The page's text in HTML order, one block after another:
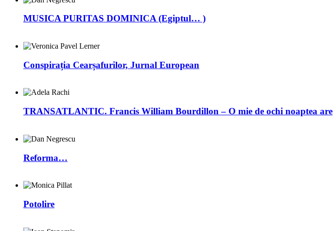
MUSICA PURITAS DOMINICA (Egiptul… )
Conspirația Cearșafurilor, Jurnal European
TRANSATLANTIC. Francis William Bourdillon – O mie de ochi noaptea are
Reforma…
Potolire